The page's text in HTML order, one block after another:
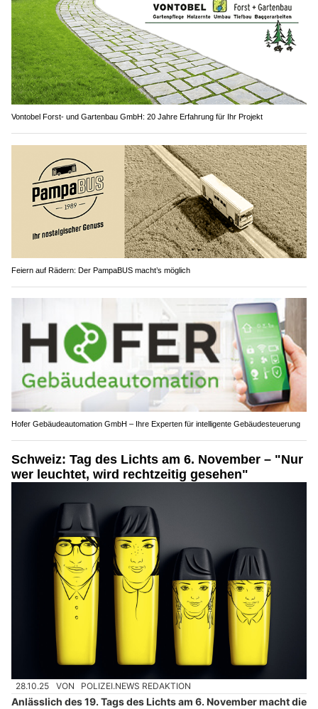
Vontobel Forst- und Gartenbau GmbH: 20 Jahre Erfahrung für Ihr Projekt
Feiern auf Rädern: Der PampaBUS macht’s möglich
Hofer Gebäudeautomation GmbH – Ihre Experten für intelligente Gebäudesteuerung
Schweiz: Tag des Lichts am 6. November – "Nur
wer leuchtet, wird rechtzeitig gesehen"
28.10.25 VON POLIZEI.NEWS REDAKTION
Anlässlich des 19. Tags des Lichts am 6. November macht die